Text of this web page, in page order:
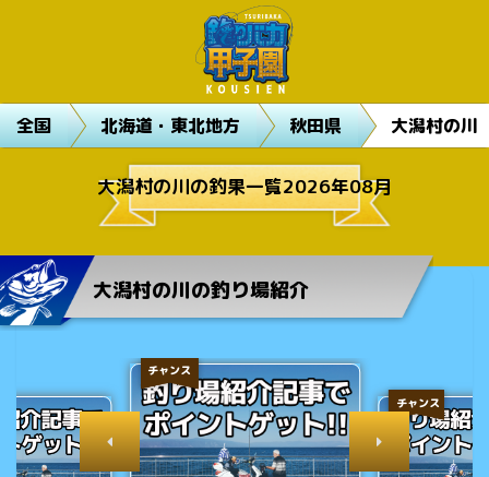
全国 北海道・東北地方 秋田県 大潟村の川
大潟村の川の釣果一覧2026年08月
大潟村の川の釣り場紹介
チャンス
チャンス